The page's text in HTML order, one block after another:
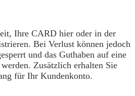
Ihre CARD hier oder in der
Bei Verlust können jedoch
und das Guthaben auf eine
Zusätzlich erhalten Sie
für Ihr Kundenkonto.